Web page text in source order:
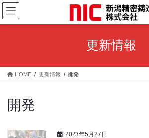
コ
ン
テ
ス
ナ
ビ
ゲ
ン
更新情報
HOME 更新情報 開発
開発
2023年5月27日